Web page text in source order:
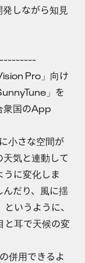
しながら知見
Pro」向け
」を
衆国のApp
小さな空間が
気と連動して
に変化しま
だり、風に揺
いうように、
と耳で天候の変
併用できるよ